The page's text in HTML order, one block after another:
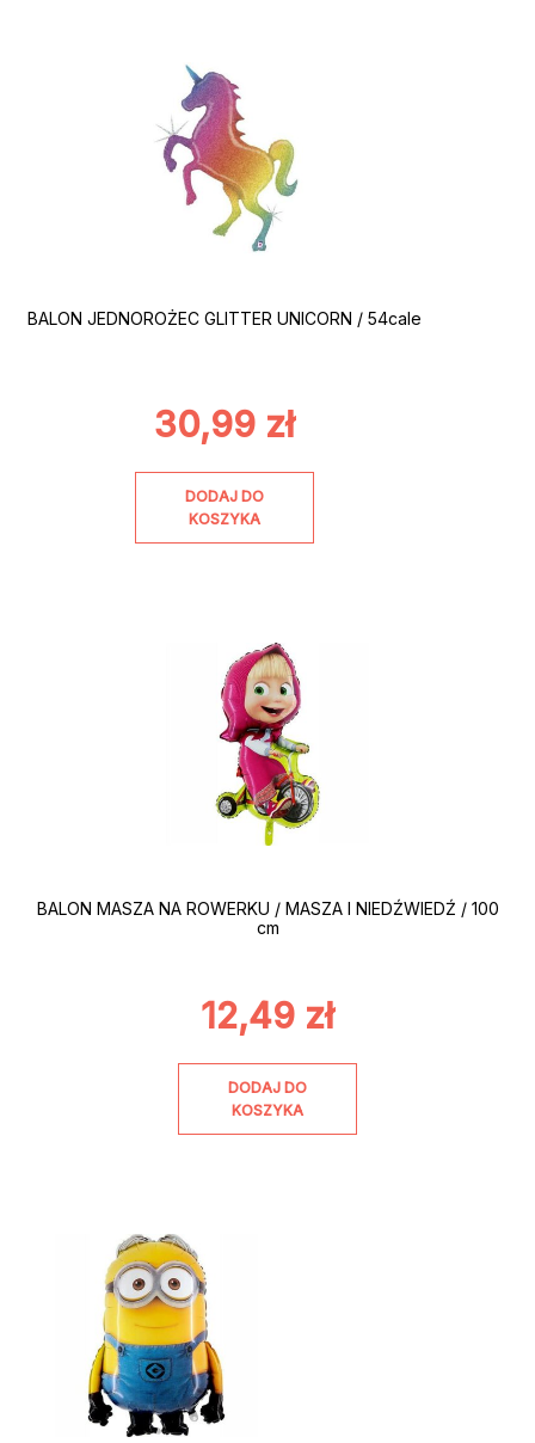
BALON JEDNOROŻEC GLITTER UNICORN / 54cale
30,99 zł
DODAJ DO
KOSZYKA
BALON MASZA NA ROWERKU / MASZA I NIEDŹWIEDŹ / 100
cm
12,49 zł
DODAJ DO
KOSZYKA